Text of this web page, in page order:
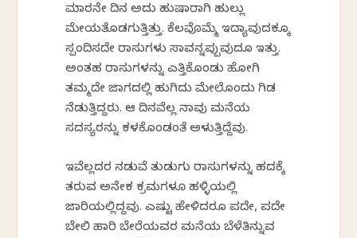
ಮಾರನೇ ದಿನ ಅದು ಹುಷಾರಾಗಿ ಹುಲ್ಲು
ಮೇಯತೊಡಗುತ್ತಿತ್ತು. ಕೆಲವೊಮ್ಮೆ ಇದ್ಯಾವುದಕ್ಕೂ
ಸ್ಪಂದಿಸದೇ ರಾಸುಗಳು ಸಾವನ್ನಪ್ಪುವುದೂ ಇತ್ತು.
ಅಂತಹ ರಾಸುಗಳನ್ನು ಎತ್ತಿಕೊಂಡು ಹೋಗಿ
ತಮ್ಮದೇ ಜಾಗದಲ್ಲಿ ಹುಗಿದು ಮೇಲೊಂದು ಗಿಡ
ನೆಡುತ್ತಿದ್ದರು. ಆ ದಿನವೆಲ್ಲ ನಾವು ಮನೆಯ
ಸದಸ್ಯರನ್ನು ಕಳಕೊಂಡಂತೆ ಅಳುತ್ತಿದ್ದೆವು.
ಇವೆಲ್ಲದರ ನಡುವೆ ತುಡುಗು ರಾಸುಗಳನ್ನು ಹದಕ್ಕೆ
ತರುವ ಅನೇಕ ಕ್ರಮಗಳೂ ಹಳ್ಳಿಯಲ್ಲಿ
ಜಾರಿಯಲ್ಲಿದ್ದವು. ಎಷ್ಟು ಹೇಳಿದರೂ ಪದೇ, ಪದೇ
ಬೇಲಿ ಹಾರಿ ಬೇರೆಯವರ ಮನೆಯ ಬೆಳೆತಿನ್ನುವ